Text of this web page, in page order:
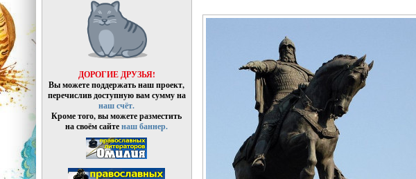
ДОРОГИЕ ДРУЗЬЯ!
Вы можете поддержать наш проект,
перечислив доступную вам сумму на
наш счёт.
Кроме того, вы можете разместить
на своём сайтенаш баннер.